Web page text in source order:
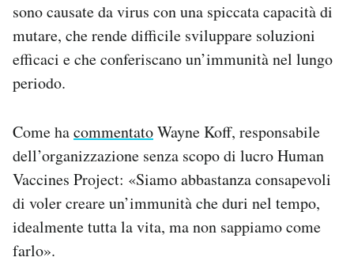
sono causate da virus con una spiccata capacità di
mutare, che rende difficile sviluppare soluzioni
efficaci e che conferiscano un’immunità nel lungo
periodo.
Come hacommentatoWayne Koff, responsabile
dell’organizzazione senza scopo di lucro Human
Vaccines Project: «Siamo abbastanza consapevoli
di voler creare un’immunità che duri nel tempo,
idealmente tutta la vita, ma non sappiamo come
farlo».